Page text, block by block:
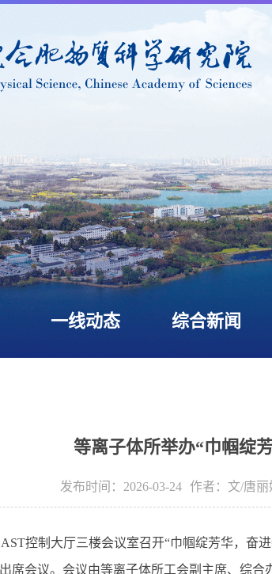
一线动态 综合新闻
等离子体所举办“巾帼绽
发布时间：2026-03-24 作者： 文/唐丽
控制大厅三楼会议室召开“巾帼绽芳华，奋
出席会议。 会议由等离子体所工会副主席、综合